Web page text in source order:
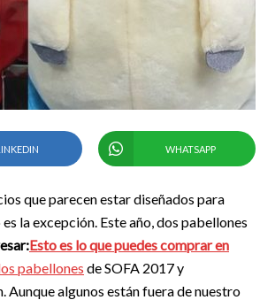
WHATSAPP
que parecen estar diseñados para
la excepción. Este año, dos pabellones
Esto es lo que puedes comprar en
pabellones de SOFA 2017 y
Aunque algunos están fuera de nuestro